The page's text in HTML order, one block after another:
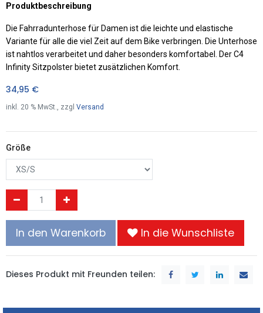
Produktbeschreibung
Die Fahrradunterhose für Damen ist die leichte und elastische
Variante für alle die viel Zeit auf dem Bike verbringen. Die Unterhose
ist nahtlos verarbeitet und daher besonders komfortabel. Der C4
Infinity Sitzpolster bietet zusätzlichen Komfort.
34,95 €
inkl. 20 % MwSt., zzgl Versand
Größe
In den Warenkorb In die Wunschliste
Dieses Produkt mit Freunden teilen: